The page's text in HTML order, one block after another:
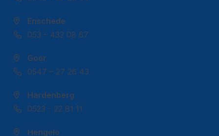
Enschede
053 – 432 08 67
Goor
0547 – 27 26 43
Hardenberg
0523 - 22 81 11
Hengelo